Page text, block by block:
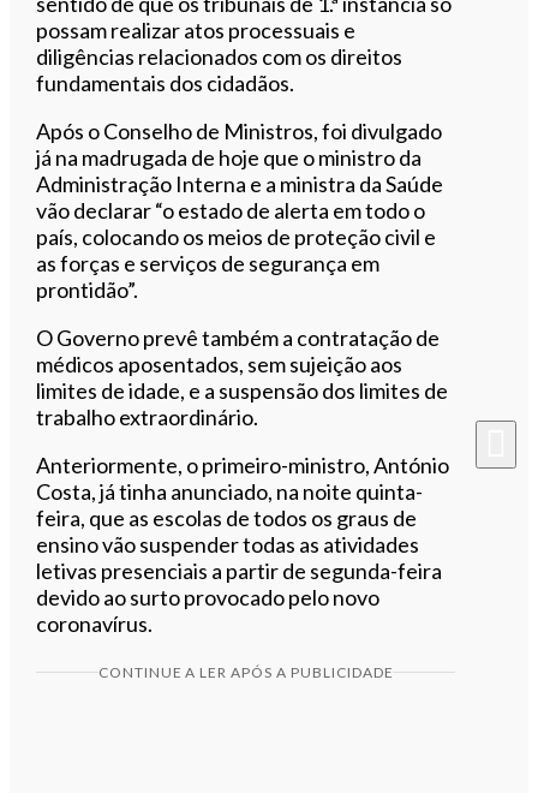
possam realizar atos processuais e
diligências relacionados com os direitos
fundamentais dos cidadãos.
Após o Conselho de Ministros, foi divulgado
já na madrugada de hoje que o ministro da
Administração Interna e a ministra da Saúde
vão declarar “o estado de alerta em todo o
país, colocando os meios de proteção civil e
as forças e serviços de segurança em
prontidão”.
O Governo prevê também a contratação de
médicos aposentados, sem sujeição aos
limites de idade, e a suspensão dos limites de
trabalho extraordinário.
Anteriormente, o primeiro-ministro, António
Costa, já tinha anunciado, na noite quinta-
feira, que as escolas de todos os graus de
ensino vão suspender todas as atividades
letivas presenciais a partir de segunda-feira
devido ao surto provocado pelo novo
coronavírus.
CONTINUE A LER APÓS A PUBLICIDADE